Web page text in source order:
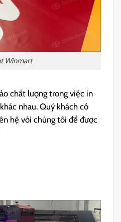
Winmart
chất lượng trong việc in
nhau. Quý khách có
hệ với chúng tôi để được